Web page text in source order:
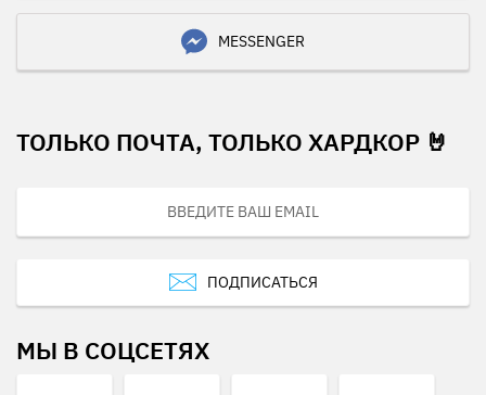
MESSENGER
ТОЛЬКО ПОЧТА, ТОЛЬКО ХАРДКОР 🤘
ПОДПИСАТЬСЯ
МЫ В СОЦСЕТЯХ